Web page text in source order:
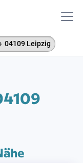
04109 Leipzig